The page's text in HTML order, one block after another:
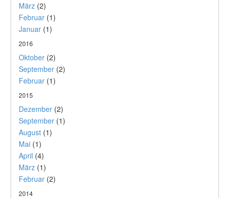
März (2)
Februar (1)
Januar (1)
2016
Oktober (2)
September (2)
Februar (1)
2015
Dezember (2)
September (1)
August (1)
Mai (1)
April (4)
März (1)
Februar (2)
2014